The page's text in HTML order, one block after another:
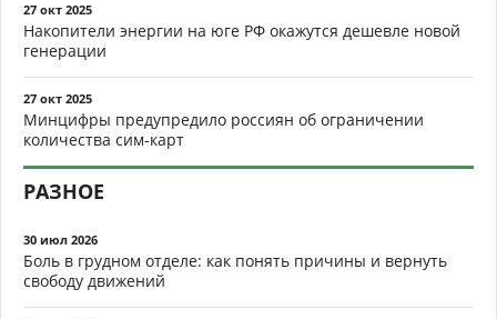
27 окт 2025
Накопители энергии на юге РФ окажутся дешевле новой
генерации
27 окт 2025
Минцифры предупредило россиян об ограничении
количества сим-карт
РАЗНОЕ
30 июл 2026
Боль в грудном отделе: как понять причины и вернуть
свободу движений